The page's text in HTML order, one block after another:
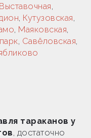
Выставочная,
, Кутузовская,
, Маяковская,
, Савёловская,
тараканов у
, достаточно